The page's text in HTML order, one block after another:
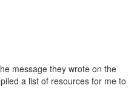
message they wrote on the
a list of resources for me to